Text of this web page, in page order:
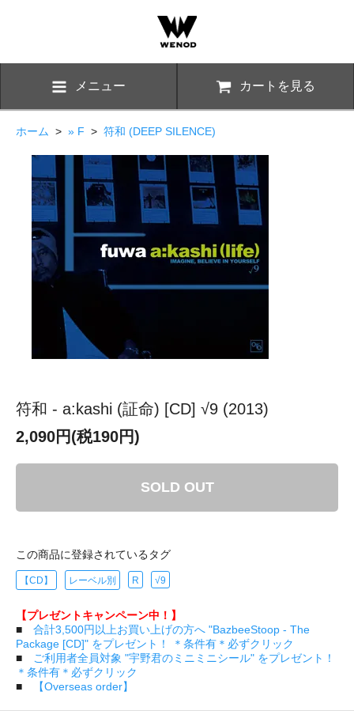
メニュー カートを見る
ホーム > » F > 符和 (DEEP SILENCE)
符和 - a:kashi (証命) [CD] √9 (2013)
2,090円(税190円)
SOLD OUT
この商品に登録されているタグ
【CD】 レーベル別 R √9
【プレゼントキャンペーン中！】
■ 合計3,500円以上お買い上げの方へ "BazbeeStoop - The
Package [CD]" をプレゼント！ ＊条件有＊必ずクリック
■
ご利用者全員対象 "宇野君のミニミニシール" をプレゼント！
＊条件有＊必ずクリック
■
【Overseas order】